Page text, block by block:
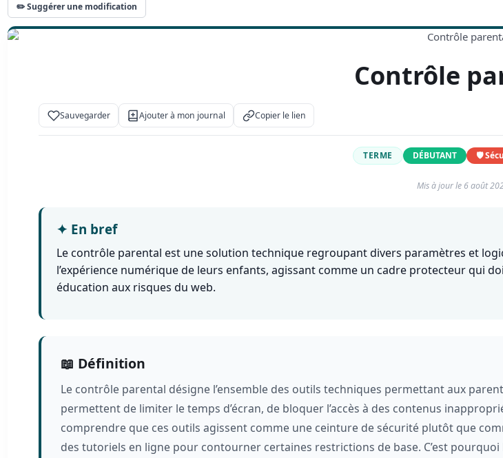
✏️ Suggérer une modification
Contrôle
Sauvegarder Ajouter à mon journal Copier le lien
TERME DÉBUTANT 🛡️
Mis à jour le 6 août
✦ En bref
Le contrôle parental est une solution technique regroupant divers paramètres et
l’expérience numérique de leurs enfants, agissant comme un cadre protecteur qui
éducation aux risques du web.
📖 Définition
Le contrôle parental désigne l’ensemble des outils techniques permettant aux
permettent de limiter le temps d’écran, de bloquer l’accès à des contenus
comprendre que ces outils agissent comme une ceinture de sécurité plutôt que
des tutoriels en ligne pour contourner certaines restrictions de base. C’est